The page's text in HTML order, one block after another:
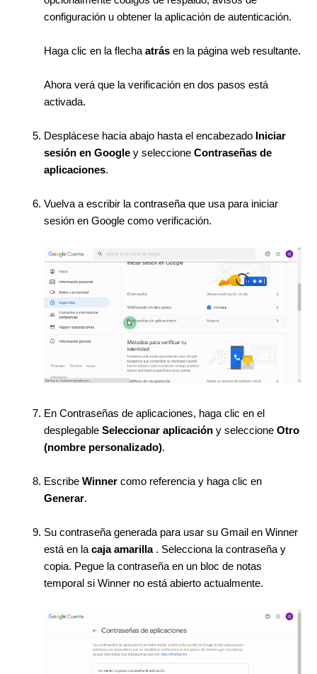
configuración u obtener la aplicación de autenticación.
Haga clic en la flechaatrás en la página web resultante.
Ahora verá que la verificación en dos pasos está
activada.
Desplácese hacia abajo hasta el encabezado Iniciar
sesión en Google y seleccione Contraseñas de
aplicaciones.
Vuelva a escribir la contraseña que usa para iniciar
sesión en Google como verificación.
En Contraseñas de aplicaciones, haga clic en el
desplegable Seleccionar aplicación y seleccione Otro
(nombre personalizado).
Escribe Winner como referencia y haga clic en
Generar.
Su contraseña generada para usar su Gmail en Winner
está en la caja amarilla. Selecciona la contraseña y
copia. Pegue la contraseña en un bloc de notas
temporal si Winner no está abierto actualmente.